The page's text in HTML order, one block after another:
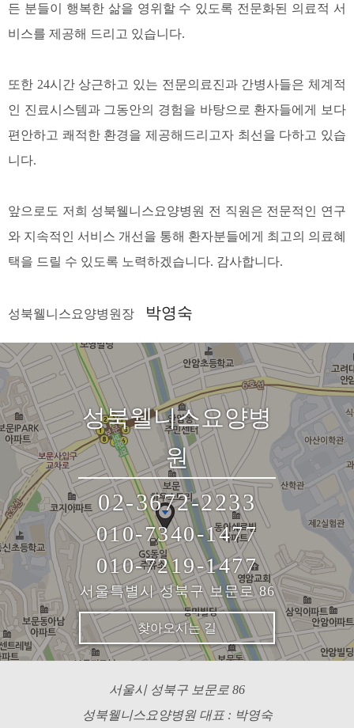
든 분들이 행복한 삶을 영위할 수 있도록 전문화된 의료적 서
비스를 제공해 드리고 있습니다.
또한 24시간 상근하고 있는 전문의료진과 간병사들은 체계적
인 진료시스템과 그동안의 경험을 바탕으로 환자들에게 보다
편안하고 쾌적한 환경을 제공해드리고자 최선을 다하고 있습
니다.
앞으로도 저희 성북웰니스요양병원 전 직원은 전문적인 연구
와 지속적인 서비스 개선을 통해 환자분들에게 최고의 의료혜
택을 드릴 수 있도록 노력하겠습니다. 감사합니다.
성북웰니스요양병원장 박영숙
성북웰니스요양병
원
02-3672-2233
010-7340-1477
010-7219-1477
서울특별시 성북구 보문로 86
찾아오시는 길
서울시 성북구 보문로 86
성북웰니스요양병원 대표 : 박영숙